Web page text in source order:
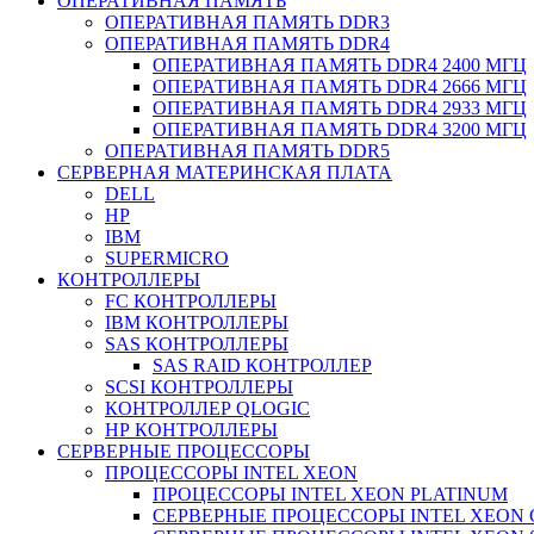
ОПЕРАТИВНАЯ ПАМЯТЬ DDR3
ОПЕРАТИВНАЯ ПАМЯТЬ DDR4
ОПЕРАТИВНАЯ ПАМЯТЬ DDR4 2400 МГЦ
ОПЕРАТИВНАЯ ПАМЯТЬ DDR4 2666 МГЦ
ОПЕРАТИВНАЯ ПАМЯТЬ DDR4 2933 МГЦ
ОПЕРАТИВНАЯ ПАМЯТЬ DDR4 3200 МГЦ
ОПЕРАТИВНАЯ ПАМЯТЬ DDR5
СЕРВЕРНАЯ МАТЕРИНСКАЯ ПЛАТА
DELL
HP
IBM
SUPERMICRO
КОНТРОЛЛЕРЫ
FC КОНТРОЛЛЕРЫ
IBM КОНТРОЛЛЕРЫ
SAS КОНТРОЛЛЕРЫ
SAS RAID КОНТРОЛЛЕР
SCSI КОНТРОЛЛЕРЫ
КОНТРОЛЛЕР QLOGIC
НР КОНТРОЛЛЕРЫ
СЕРВЕРНЫЕ ПРОЦЕССОРЫ
ПРОЦЕССОРЫ INTEL XEON
ПРОЦЕССОРЫ INTEL XEON PLATINUM
СЕРВЕРНЫЕ ПРОЦЕССОРЫ INTEL XEON